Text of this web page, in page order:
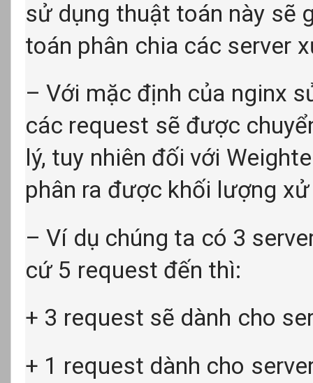
sử dụng thuật toán này sẽ
toán phân chia các server
– Với mặc định của nginx
các request sẽ được
lý, tuy nhiên đối với
phân ra được khối lượng
– Ví dụ chúng ta có 3
cứ 5 request đến thì:
+ 3 request sẽ dành cho
+ 1 request dành cho